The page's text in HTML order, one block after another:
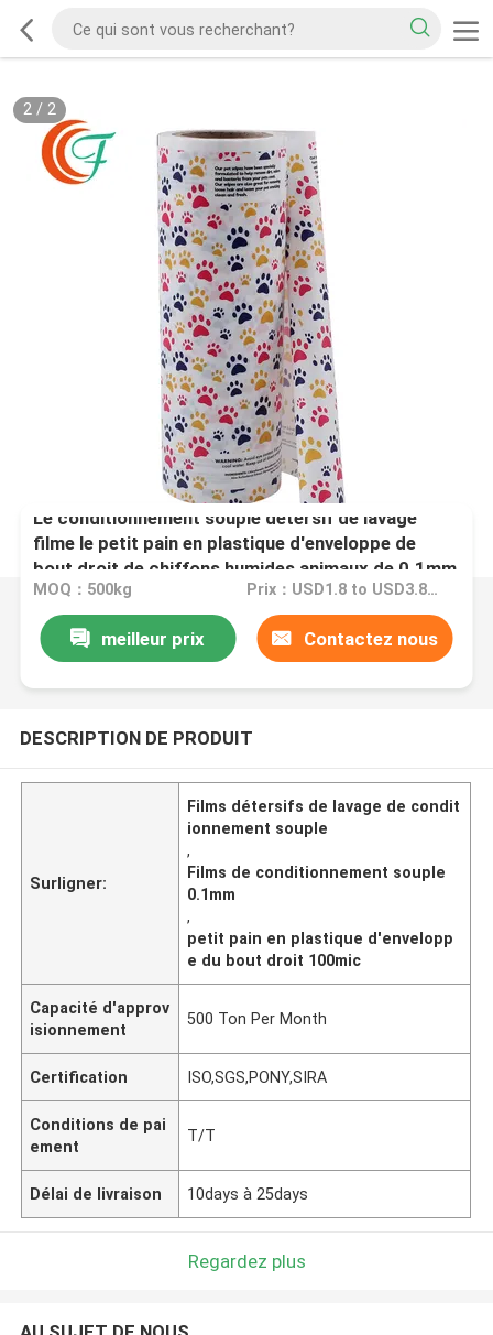
2/ 2
Le conditionnement souple détersif de lavage
filme le petit pain en plastique d'enveloppe de
bout droit de chiffons humides animaux de 0.1mm
MOQ：500kg Prix：USD1.8 to USD3.8 each kg
meilleur prix Contactez nous
DESCRIPTION DE PRODUIT
Surligner:
Films détersifs de lavage de condit
ionnement souple
,
Films de conditionnement souple
0.1mm
,
petit pain en plastique d'envelopp
e du bout droit 100mic
Capacité d'approv
isionnement
500 Ton Per Month
Certification ISO,SGS,PONY,SIRA
Conditions de pai
ement
T/T
Délai de livraison 10days à 25days
Regardez plus